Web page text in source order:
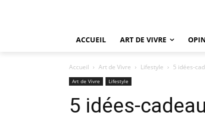
ACCUEIL ART DE VIVRE
Accueil Art de Vivre Lifestyle 5 idées-
Art de Vivre Lifestyle
5 idées-